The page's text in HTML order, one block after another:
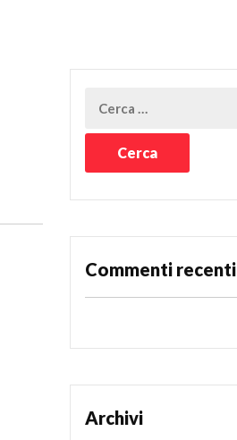
Commenti recenti
Archivi